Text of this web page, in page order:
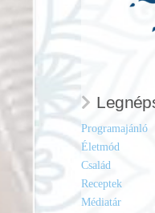
Programajánló
Életmód
Család
Receptek
Médiatár